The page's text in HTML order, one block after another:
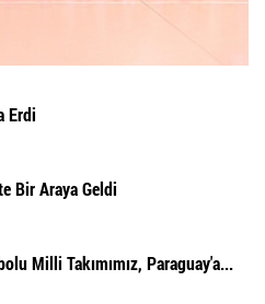
Erdi
Bir Araya Geldi
Milli Takımımız, Paraguay'a...